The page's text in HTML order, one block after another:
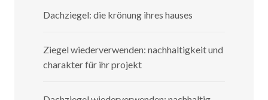
Dachziegel: die krönung ihres hauses
Ziegel wiederverwenden: nachhaltigkeit und
charakter für ihr projekt